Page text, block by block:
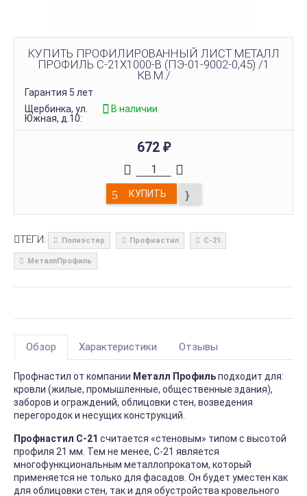
КУПИТЬ ПРОФИЛИРОВАННЫЙ ЛИСТ МЕТАЛЛ
ПРОФИЛЬ С-21Х1000-B (ПЭ-01-9002-0,45) /1
КВ.М./
Гарантия 5 лет
Щербинка, ул.
Южная, д.10:
В наличии
672 ₽
КУПИТЬ
ТЕГИ: Полиэстер Профнастил С-21
МеталлПрофиль
Обзор Характеристики Отзывы
Профнастил от компании Металл Профильподходит для:
кровли (жилые, промышленные, общественные здания),
заборов и ограждений, облицовки стен, возведения
перегородок и несущих конструкций.
Профнастил С-21 считается «стеновым» типом с высотой
профиля 21 мм. Тем не менее, С-21 является
многофункциональным металлопрокатом, который
применяется не только для фасадов. Он будет уместен как
для облицовки стен, так и для обустройства кровельного